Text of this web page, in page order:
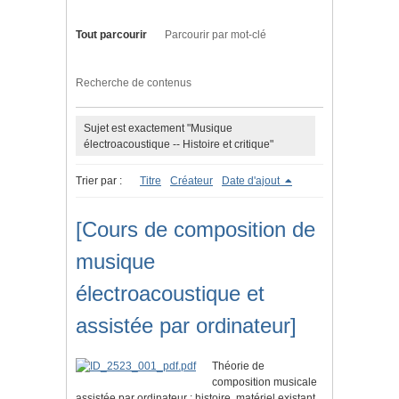
Tout parcourir Parcourir par mot-clé
Recherche de contenus
Sujet est exactement "Musique
électroacoustique -- Histoire et critique"
Trier par : Titre Créateur Date d'ajout
[Cours de composition de
musique
électroacoustique et
assistée par ordinateur]
Théorie de
composition musicale